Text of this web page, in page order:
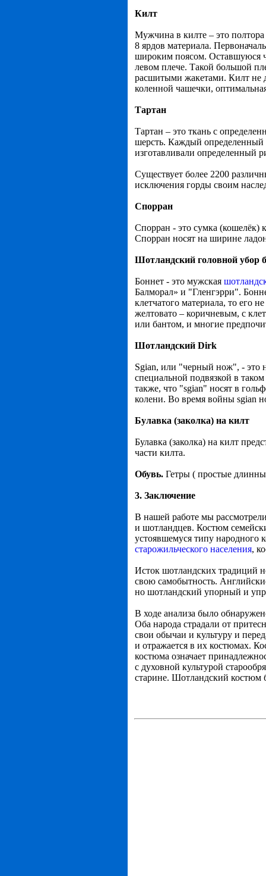
Килт
Мужчина в килте – это
8 ярдов материала.
широким поясом. Оставшуюся
левом плече. Такой большой
расшитыми жакетами. Килт не
коленной чашечки,
Тартан
Тартан – это ткань с
шерсть. Каждый определенный
изготавливали определенный
Существует более 2200
исключения горды своим
Спорран
Спорран - это сумка (кошелёк)
Спорран носят на ширине
Шотландский головной убор
Боннет - это мужская
Балморал» и "Гленгэрри".
клетчатого материала, то его
желтовато – коричневым, с
или бантом, и многие
Шотландский Dirk
Sgian, или "черный нож", - это
специальной подвязкой в
также, что "sgian" носят в
колени. Во время войны sgian
Булавка (заколка) на килт
Булавка (заколка) на килт
части килта.
Обувь. Гетры ( простые
3. Заключение
В нашей работе мы
и шотландцев. Костюм
устоявшемуся типу
старожильческого населения,
Исток шотландских традиций
свою самобытность.
но шотландский упорный и
В ходе анализа было
Оба народа страдали от
свои обычаи и культуру и
и отражается в их костюмах.
костюма означает
с духовной культурой
старине. Шотландский костюм